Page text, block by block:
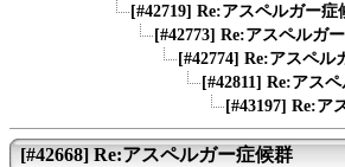
[#42719] Re:アスペルガー症
[#42773] Re:アスペルガ
[#42774] Re:アスペル
[#42811] Re:アス
[#43197] Re:ア
[#42668] Re:アスペルガー症候群